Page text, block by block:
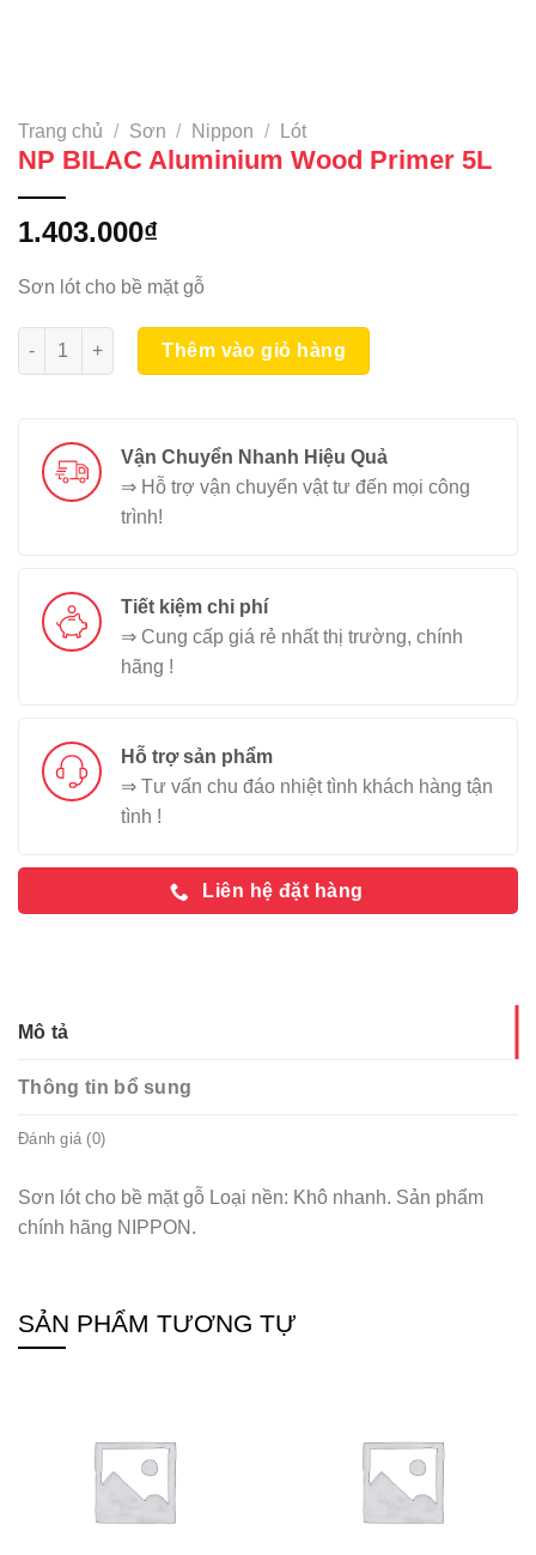
Trang chủ / Sơn / Nippon / Lót
NP BILAC Aluminium Wood Primer 5L
1.403.000₫
Sơn lót cho bề mặt gỗ
NP BILAC Aluminium Wood Primer 5L số lượng
Thêm vào giỏ hàng
Vận Chuyển Nhanh Hiệu Quả
⇒ Hỗ trợ vận chuyển vật tư đến mọi công
trình!
Tiết kiệm chi phí
⇒ Cung cấp giá rẻ nhất thị trường, chính
hãng !
Hỗ trợ sản phẩm
⇒ Tư vấn chu đáo nhiệt tình khách hàng tận
tình !
Liên hệ đặt hàng
Mô tả
Thông tin bổ sung
Đánh giá (0)
Sơn lót cho bề mặt gỗ Loại nền: Khô nhanh. Sản phẩm
chính hãng NIPPON.
SẢN PHẨM TƯƠNG TỰ